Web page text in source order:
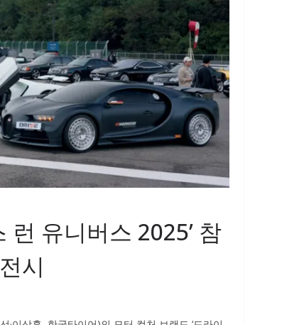
런 유니버스 2025’ 참
시